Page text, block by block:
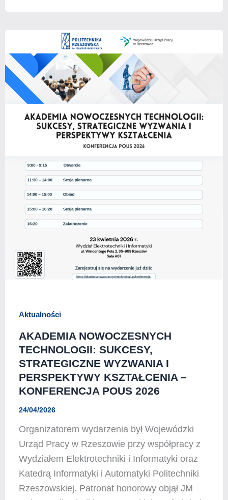
Aktualności
AKADEMIA NOWOCZESNYCH
TECHNOLOGII: SUKCESY,
STRATEGICZNE WYZWANIA I
PERSPEKTYWY KSZTAŁCENIA –
KONFERENCJA POUS 2026
24/04/2026
Organizatorem wydarzenia był Wojewódzki
Urząd Pracy w Rzeszowie przy współpracy z
Wydziałem Elektrotechniki i Informatyki oraz
Katedrą Informatyki i Automatyki Politechniki
Rzeszowskiej. Patronat honorowy objął JM